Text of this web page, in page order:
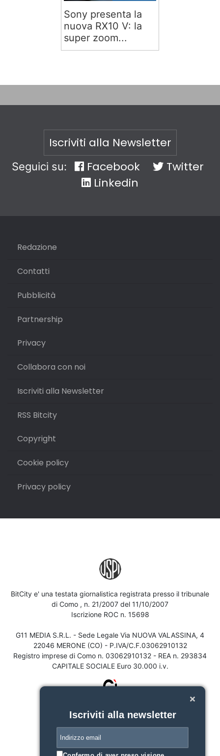
Sony presenta la
nuova RX10 V: la
super zoom...
Iscriviti alla Newsletter
Seguici su: Facebook
Twitter
Linkedin
Redazione
Contatti
Pubblicità
Partnership
Privacy
Collabora con noi
Iscriviti alla Newsletter
RSS Bitcity
Copyright
Cookie policy
Privacy policy
BitCity e' una testata giornalistica registrata presso il tribunale
di Como , n. 21/2007 del 11/10/2007
Iscrizione ROC n. 15698
G11 MEDIA S.R.L. - Sede Legale Via NUOVA VALASSINA, 4
22046 MERONE (CO) - P.IVA/C.F.03062910132
Registro imprese di Como n. 03062910132 - REA n. 293834
CAPITALE SOCIALE Euro 30.000 i.v.
Iscriviti alla newsletter